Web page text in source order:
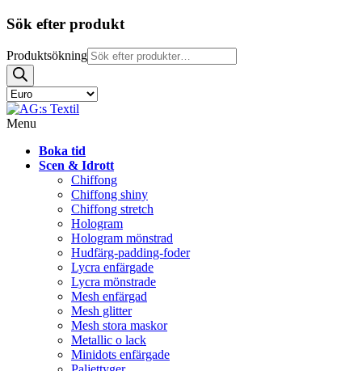
Sök efter produkt
Produktsökning
Menu
Boka tid
Scen & Idrott
Chiffong
Chiffong shiny
Chiffong stretch
Hologram
Hologram mönstrad
Hudfärg-padding-foder
Lycra enfärgade
Lycra mönstrade
Mesh enfärgad
Mesh glitter
Mesh stora maskor
Metallic o lack
Minidots enfärgade